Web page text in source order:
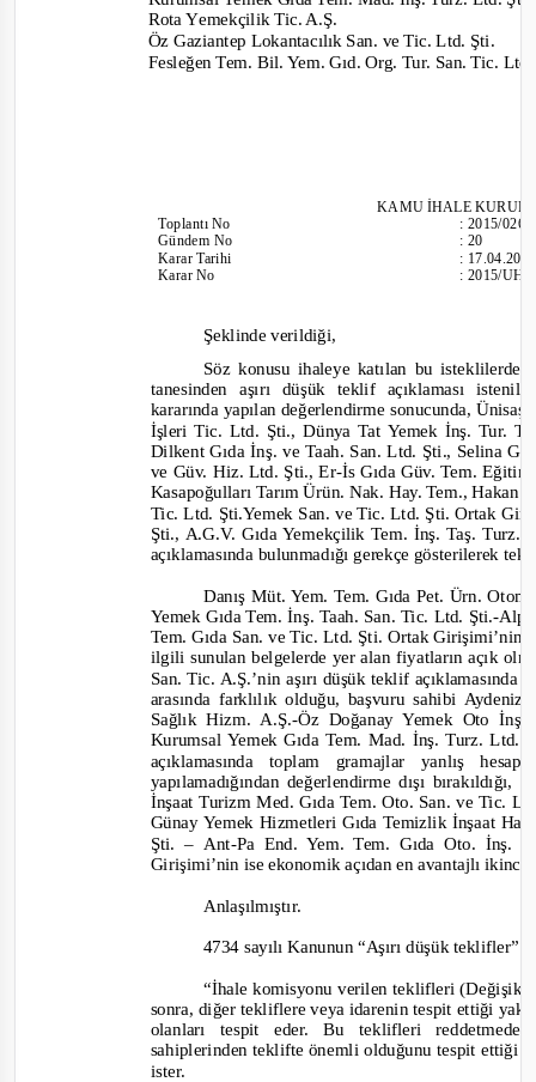
Rota Yemekçilik Tic. A.Ş.
Öz Gaziantep Lokantacılık San. ve Tic. Ltd. Şti.
Fesleğen Tem. Bil. Yem. Gıd. Org. Tur. San. Tic.
KAMU İHALE
ToplantıNo
Gündem No
Karar Tarihi
Karar No
:2015/026
:20
:
:2015/
Şeklinde verildiği,
Söz konusu ihaleye katılan bu
tanesinden aşırı düşük teklif açıklaması
kararında yapılan değerlendirme sonucunda,
İşleri Tic. Ltd. Şti., Dünya Tat Yemek İnş. Tur.
Dilkent Gıda İnş. ve Taah. San. Ltd. Şti., Selina
ve Güv. Hiz. Ltd. Şti., Er-İs Gıda Güv. Tem.
Kasapoğulları Tarım Ürün. Nak. Hay. Tem.,
Tic. Ltd. Şti.Yemek San. ve Tic. Ltd. Şti. Ortak
Şti., A.G.V. Gıda Yemekçilik Tem. İnş. Taş.
açıklamasında bulunmadığı gerekçe gösterilerek
Danış Müt. Yem. Tem. Gıda Pet. Ürn.
Yemek Gıda Tem. İnş. Taah. San. Tic. Ltd. Şti.-
Tem. Gıda San. ve Tic. Ltd. Şti. Ortak Girişimi’nin
ilgili sunulan belgelerde yer alan fiyatların açık
San. Tic. A.Ş.’nin aşırı düşük teklif
arasında farklılık olduğu, başvuru sahibi
Sağlık Hizm. A.Ş.-Öz Doğanay Yemek Oto
Kurumsal Yemek Gıda Tem. Mad. İnş. Turz.
açıklamasında toplam gramajlar yanlış
yapılamadığından değerlendirme dışı
İnşaat Turizm Med. Gıda Tem. Oto. San. ve Tic.
Günay Yemek Hizmetleri Gıda Temizlik İnşaat
Şti. – Ant-Pa End. Yem. Tem. Gıda Oto. İnş.
Girişimi’nin ise ekonomik açıdan en avantajlı
Anlaşılmıştır.
4734 sayılı Kanunun “Aşırı düşük teklifler”
“İhale komisyonu verilen teklifleri(Değişik:
sonra, diğer tekliflere veya idarenin tespit ettiği
olanları tespit eder. Bu teklifleri
sahiplerinden teklifte önemli olduğunu tespit ettiği
ister.